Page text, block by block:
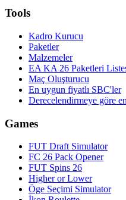
Tools
Kadro Kurucu
Paketler
Malzemeler
EA KA 26 Paketleri
Maç Oluşturucu
En uygun fiyatlı SBC'ler
Derecelendirmeye göre
Games
FUT Draft Simulator
FC 26 Pack Opener
FUT Spins 26
Higher or Lower
Öge Seçimi Simulator